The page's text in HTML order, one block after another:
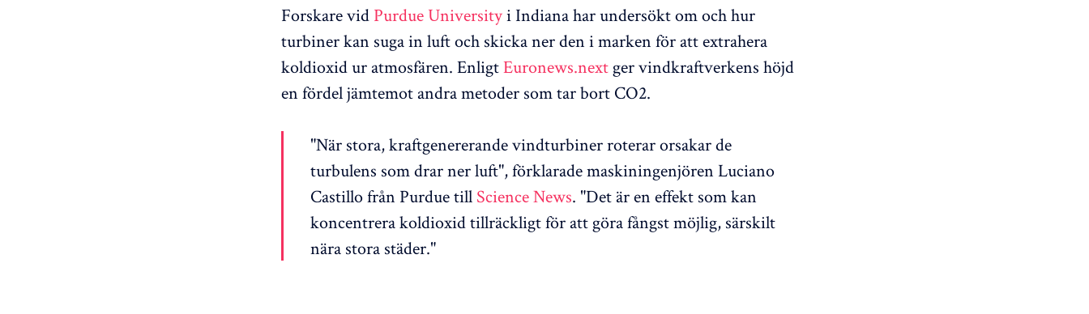
Forskare vid Purdue Universityi Indiana har undersökt om och hur
turbiner kan suga in luft och skicka ner den i marken för att extrahera
koldioxid ur atmosfären. EnligtEuronews.next ger vindkraftverkens höjd
en fördel jämtemot andra metoder som tar bort CO2.
"När stora, kraftgenererande vindturbiner roterar orsakar de
turbulens som drar ner luft", förklarade maskiningenjören Luciano
Castillo från Purdue till Science News. "Det är en effekt som kan
koncentrera koldioxid tillräckligt för att göra fångst möjlig, särskilt
nära stora städer."